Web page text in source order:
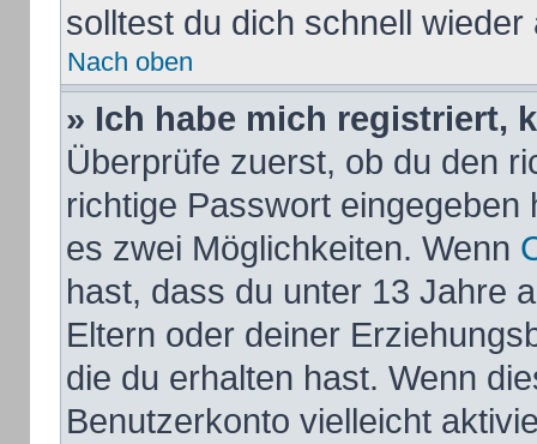
solltest du dich schnell
Nach oben
» Ich habe mich registriert,
Überprüfe zuerst, ob du den
richtige Passwort
es zwei Möglichkeiten. Wenn
hast, dass du unter 13 Jahre
Eltern oder deiner
die du erhalten hast. Wenn
Benutzerkonto vielleicht